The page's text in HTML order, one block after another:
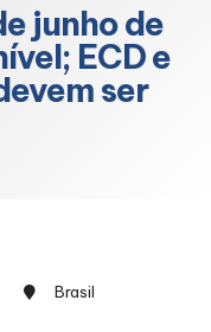
junho de
ECD e
ser
Brasil